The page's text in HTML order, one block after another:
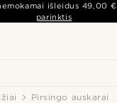
išleidus 49,00 €
parinktis
Pirsingo auskarai